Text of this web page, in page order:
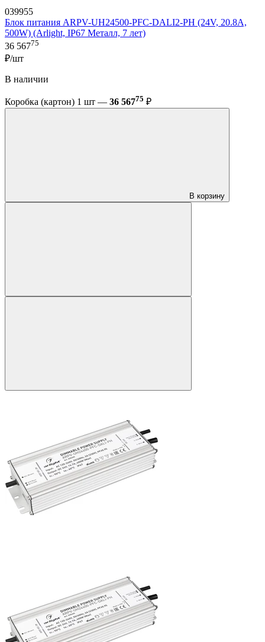
039955
Блок питания ARPV-UH24500-PFC-DALI2-PH (24V, 20.8A,
500W) (Arlight, IP67 Металл, 7 лет)
36 56775
₽/шт
В наличии
Коробка (картон) 1 шт — 36 56775 ₽
В корзину